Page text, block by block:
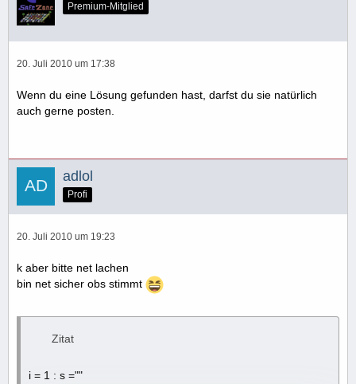
Premium-Mitglied
20. Juli 2010 um 17:38
Wenn du eine Lösung gefunden hast, darfst du sie natürlich
auch gerne posten.
adlol
Profi
20. Juli 2010 um 19:23
k aber bitte net lachen
bin net sicher obs stimmt
Zitat
i = 1 : s =""